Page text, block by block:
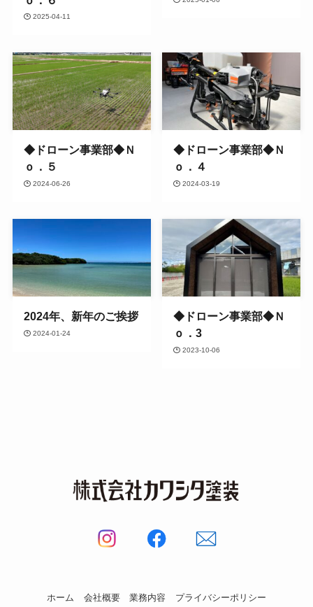
2025-04-11
◆ドローン事業部◆Ｎ
ｏ．５
2024-06-26
◆ドローン事業部◆Ｎ
ｏ．４
2024-03-19
2024年、新年のご挨拶
2024-01-24
◆ドローン事業部◆Ｎ
ｏ．3
2023-10-06
ホーム 会社概要 業務内容 プライバシーポリシー